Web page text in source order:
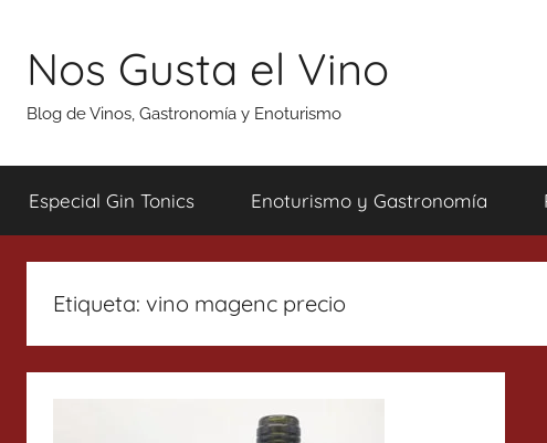
contenido
Nos Gusta el Vino
Blog de Vinos, Gastronomía y Enoturismo
Especial Gin Tonics Enoturismo y Gastronomía
Etiqueta: vino magenc precio